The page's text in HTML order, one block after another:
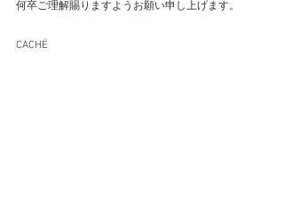
何卒ご理解賜りますようお願い申し上げます。
CACHÉ